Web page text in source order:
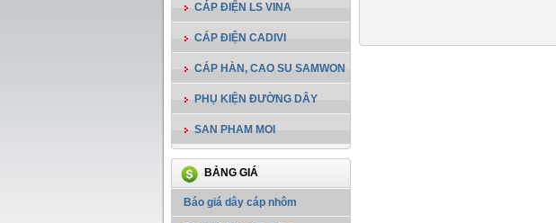
CÁP ĐIỆN LS VINA
CÁP ĐIỆN CADIVI
CÁP HÀN, CAO SU SAMWON
PHỤ KIỆN ĐƯỜNG DÂY
SAN PHAM MOI
BẢNG GIÁ
Báo giá dây cáp nhôm